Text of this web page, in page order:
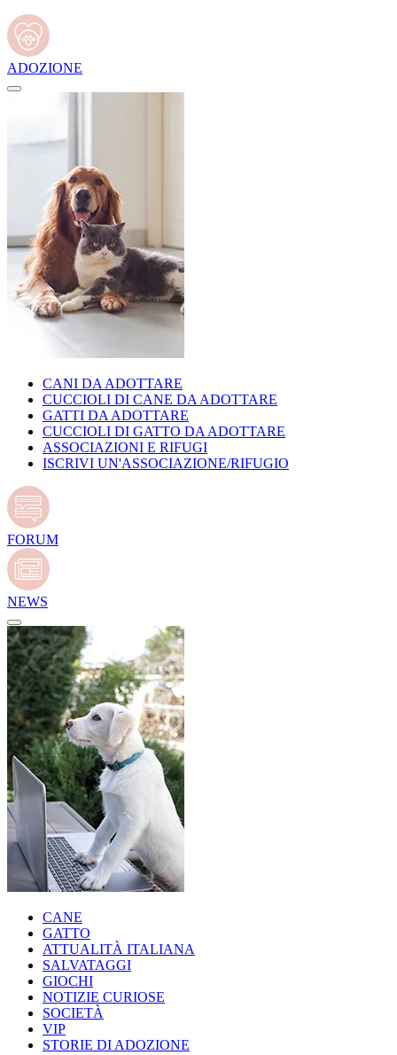
ADOZIONE
CANI DA ADOTTARE
CUCCIOLI DI CANE DA ADOTTARE
GATTI DA ADOTTARE
CUCCIOLI DI GATTO DA ADOTTARE
ASSOCIAZIONI E RIFUGI
ISCRIVI UN'ASSOCIAZIONE/RIFUGIO
FORUM
NEWS
CANE
GATTO
ATTUALITÀ ITALIANA
SALVATAGGI
GIOCHI
NOTIZIE CURIOSE
SOCIETÀ
VIP
STORIE DI ADOZIONE